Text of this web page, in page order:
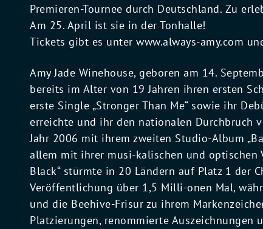
Premieren-Tournee durch Deutschland. Zu
Am 25. April ist sie in der Tonhalle!
Tickets gibt es unter www.always-amy.com
Amy Jade Winehouse, geboren am 14.
bereits im Alter von 19 Jahren ihren ersten
erste Single „Stronger Than Me“ sowie ihr
erreichte und ihr den nationalen Durchbruch
Jahr 2006 mit ihrem zweiten Studio-Album
allem mit ihrer musi-kalischen und optischen
Black“ stürmte in 20 Ländern auf Platz 1 der
Veröffentlichung über 1,5 Milli-onen Mal,
und die Beehive-Frisur zu ihrem
Platzierungen, renommierte